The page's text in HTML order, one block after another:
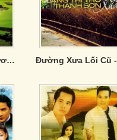
Dòng Sông Quê Hương 8 - Chung Vầng Trăng Đợi